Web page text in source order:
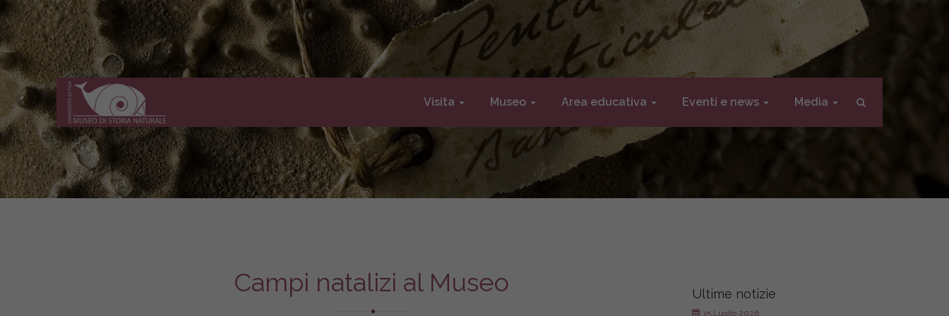
Museo
di
Storia
Naturale
dell'Università
di
Visita Museo Area educativa Eventi e news Media
Campi natalizi al Museo Ultime notizie
15 Luglio 2026